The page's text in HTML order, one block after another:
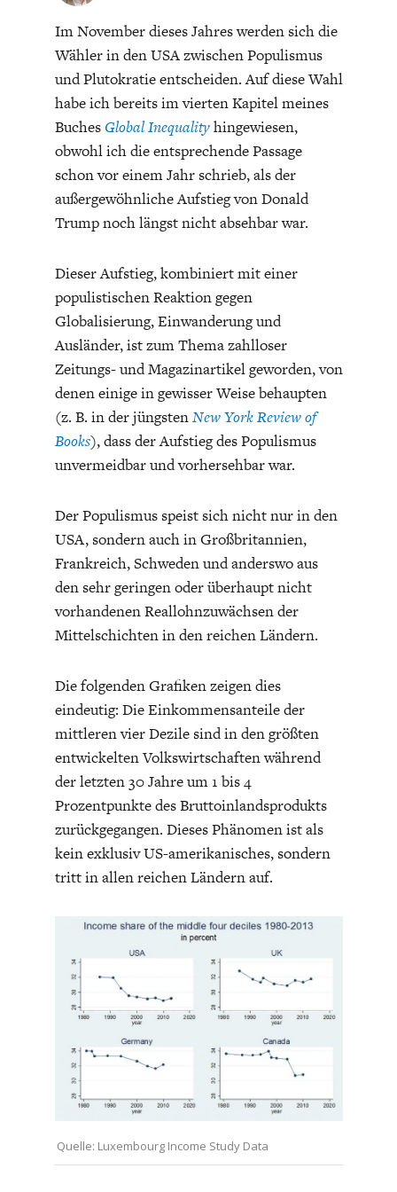
INDUSTRIEPOLITIK
CIRCULAR ECONOMY
MACHT
FACHKRÄFTEMANGEL
ENERGIE & UMWELT
ENTWICKLUNGSPOLITIK
FINANZMÄRKTE
Im November dieses Jahres werden sich die
Wähler in den USA zwischen Populismus
und Plutokratie entscheiden. Auf diese Wahl
habe ich bereits im vierten Kapitel meines
Buches Global Inequalityhingewiesen,
obwohl ich die entsprechende Passage
schon vor einem Jahr schrieb, als der
außergewöhnliche Aufstieg von Donald
Trump noch längst nicht absehbar war.
Dieser Aufstieg, kombiniert mit einer
populistischen Reaktion gegen
Globalisierung, Einwanderung und
Ausländer, ist zum Thema zahlloser
Zeitungs- und Magazinartikel geworden, von
denen einige in gewisser Weise behaupten
(z. B. in der jüngstenNew York Review of
Books), dass der Aufstieg des Populismus
unvermeidbar und vorhersehbar war.
Der Populismus speist sich nicht nur in den
USA, sondern auch in Großbritannien,
Frankreich, Schweden und anderswo aus
den sehr geringen oder überhaupt nicht
vorhandenen Reallohnzuwächsen der
Mittelschichten in den reichen Ländern.
Die folgenden Grafiken zeigen dies
eindeutig: Die Einkommensanteile der
mittleren vier Dezile sind in den größten
entwickelten Volkswirtschaften während
der letzten 30 Jahre um 1 bis 4
Prozentpunkte des Bruttoinlandsprodukts
zurückgegangen. Dieses Phänomen ist als
kein exklusiv US-amerikanisches, sondern
tritt in allen reichen Ländern auf.
Quelle: Luxembourg Income Study Data